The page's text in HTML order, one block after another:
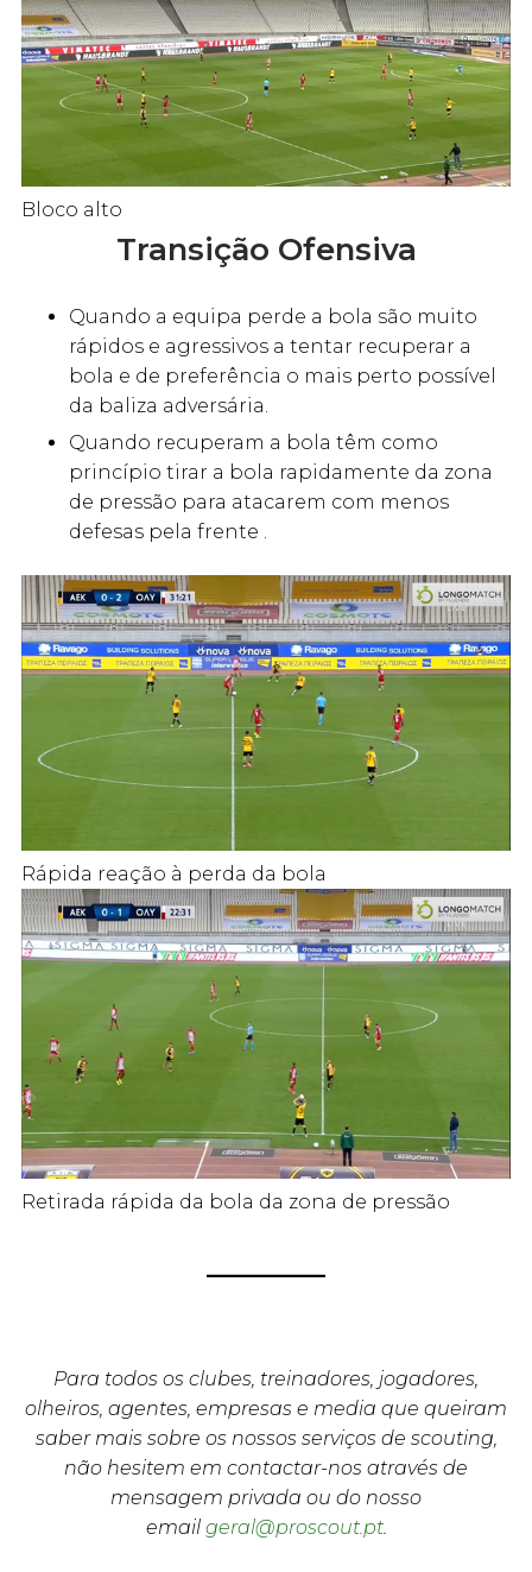
Bloco alto
Transição Ofensiva
Quando a equipa perde a bola são muito
rápidos e agressivos a tentar recuperar a
bola e de preferência o mais perto possível
da baliza adversária.
Quando recuperam a bola têm como
princípio tirar a bola rapidamente da zona
de pressão para atacarem com menos
defesas pela frente .
Rápida reação à perda da bola
Retirada rápida da bola da zona de pressão
Para todos os clubes, treinadores, jogadores,
olheiros, agentes, empresas e media que queiram
saber mais sobre os nossos serviços de scouting,
não hesitem em contactar-nos através de
mensagem privada ou do nosso
email geral@proscout.pt.